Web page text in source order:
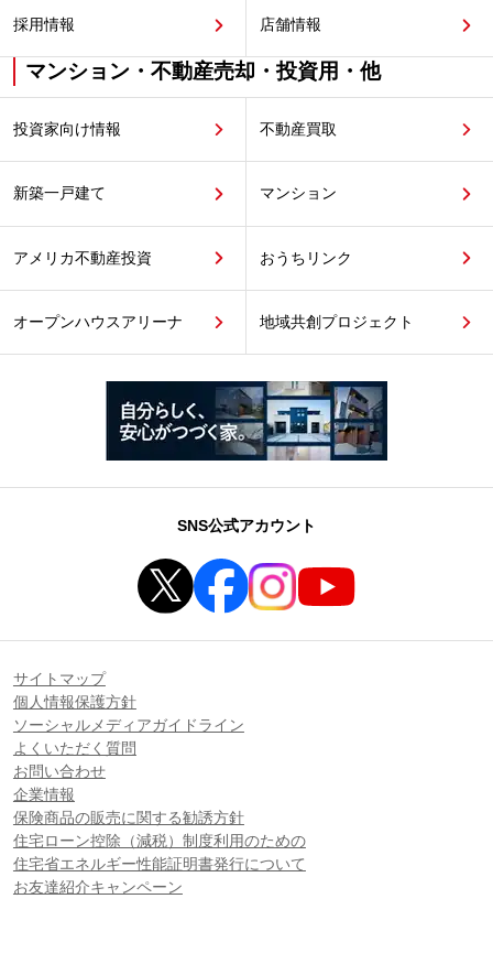
採用情報 店舗情報
マンション・不動産売却・投資用・他
投資家向け情報 不動産買取
新築一戸建て マンション
アメリカ不動産投資 おうちリンク
オープンハウスアリーナ 地域共創プロジェクト
SNS公式アカウント
サイトマップ
個人情報保護方針
ソーシャルメディアガイドライン
よくいただく質問
お問い合わせ
企業情報
保険商品の販売に関する勧誘方針
住宅ローン控除（減税）制度利用のための
住宅省エネルギー性能証明書発行について
お友達紹介キャンペーン